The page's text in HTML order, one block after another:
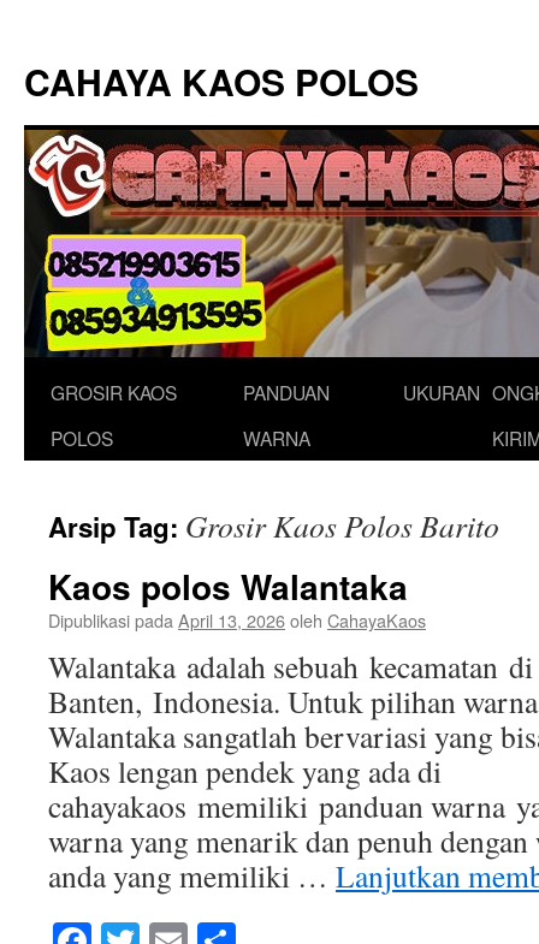
isi
CAHAYA KAOS POLOS
GROSIR KAOS
POLOS
PANDUAN
WARNA
UKURAN
Arsip Tag: Grosir Kaos Polos Barito
Kaos polos Walantaka
Dipublikasi pada April 13, 2026oleh CahayaKaos
Walantaka adalah sebuah kecamatan
Banten, Indonesia. Untuk pilihan
Walantaka sangatlah bervariasi yang
Kaos lengan pendek yang ada di
cahayakaos memiliki panduan warna
warna yang menarik dan penuh
anda yang memiliki … Lanjutkan